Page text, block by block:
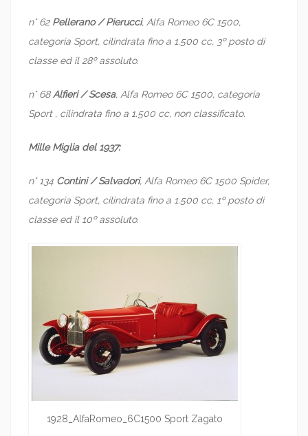
n° 62 Pellerano / Pierucci, Alfa Romeo 6C 1500,
categoria Sport, cilindrata fino a 1.500 cc, 3º posto di
classe ed il 28º assoluto.
n° 68 Alfieri / Scesa, Alfa Romeo 6C 1500, categoria
Sport , cilindrata fino a 1.500 cc, non classificato.
Mille Miglia del 1937:
n° 134 Contini / Salvadori, Alfa Romeo 6C 1500 Spider,
categoria Sport, cilindrata fino a 1.500 cc, 1º posto di
classe ed il 10º assoluto.
1928_AlfaRomeo_6C1500 Sport Zagato